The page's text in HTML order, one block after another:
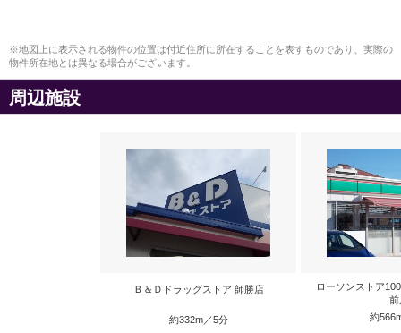
※地図上に表示される物件の位置は付近住所に所在することを表すものであり、実際の
物件所在地とは異なる場合がございます。
周辺施設
Ｂ＆Ｄドラッグストア 師勝店
約332m／5分
ローソンストア
前
約